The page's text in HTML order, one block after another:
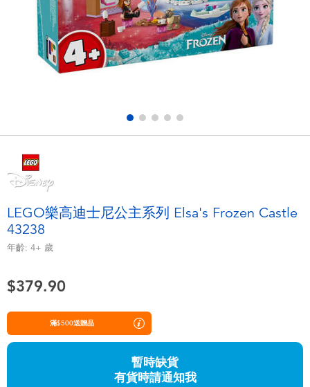
遊戲及拼圖系列
益智學習玩具
角色扮演及造型系列
嬰兒及學前玩具
LEGO樂高
LeapFrog跳跳蛙
Globber高樂寶
LEGO樂高迪士尼公主系列 Elsa's Frozen Castle
43238
年齡: 4+ 歲
$379.90
滿$500送贈品
暫時缺貨
有貨時請通知我